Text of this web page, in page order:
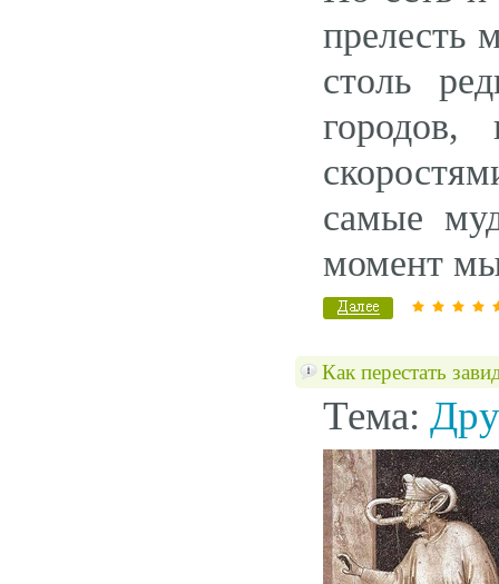
прелесть
столь
городов,
самые
момент
Как перестать
Тема: